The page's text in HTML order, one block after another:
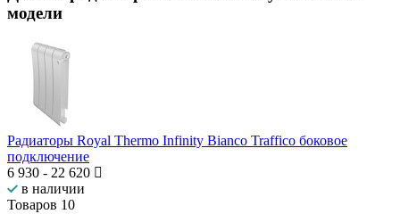
модели
Радиаторы Royal Thermo Infinity Bianco Traffico боковое
подключение
6 930 - 22 620
в наличии
Товаров 10